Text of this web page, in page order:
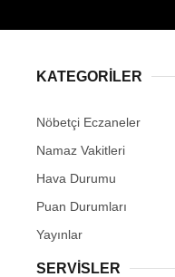
KATEGORİLER
Nöbetçi Eczaneler
Namaz Vakitleri
Hava Durumu
Puan Durumları
Yayınlar
SERVİSLER